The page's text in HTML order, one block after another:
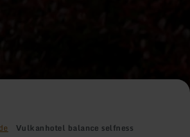
Vulkanhotel balance selfness